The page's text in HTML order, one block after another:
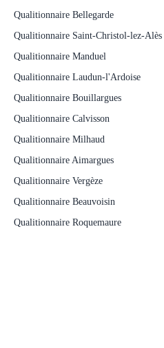
Qualitionnaire Bellegarde
Qualitionnaire Saint-Christol-lez-Alès
Qualitionnaire Manduel
Qualitionnaire Laudun-l'Ardoise
Qualitionnaire Bouillargues
Qualitionnaire Calvisson
Qualitionnaire Milhaud
Qualitionnaire Aimargues
Qualitionnaire Vergèze
Qualitionnaire Beauvoisin
Qualitionnaire Roquemaure